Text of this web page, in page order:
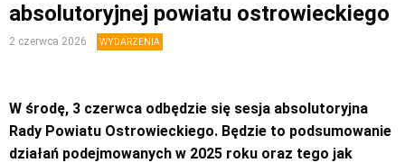
absolutoryjnej powiatu ostrowieckiego
2 czerwca 2026 WYDARZENIA
W środę, 3 czerwca odbędzie się sesja absolutoryjna
Rady Powiatu Ostrowieckiego. Będzie to podsumowanie
działań podejmowanych w 2025 roku oraz tego jak